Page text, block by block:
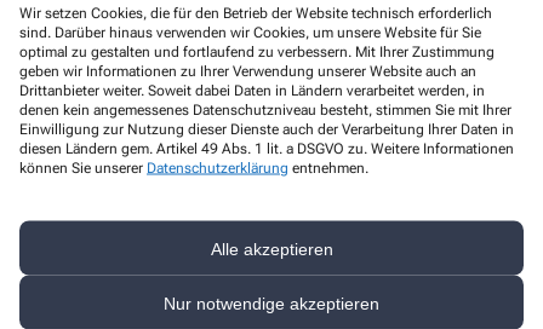
Wir setzen Cookies, die für den Betrieb der Website technisch erforderlich
sind. Darüber hinaus verwenden wir Cookies, um unsere Website für Sie
optimal zu gestalten und fortlaufend zu verbessern. Mit Ihrer Zustimmung
geben wir Informationen zu Ihrer Verwendung unserer Website auch an
Drittanbieter weiter. Soweit dabei Daten in Ländern verarbeitet werden, in
denen kein angemessenes Datenschutzniveau besteht, stimmen Sie mit Ihrer
Einwilligung zur Nutzung dieser Dienste auch der Verarbeitung Ihrer Daten in
diesen Ländern gem. Artikel 49 Abs. 1 lit. a DSGVO zu. Weitere Informationen
können Sie unserer Datenschutzerklärung entnehmen.
Alle akzeptieren
Nur notwendige akzeptieren
Nachweis Ihrer Befreiung
Wenn Sie einen Ausweis über die Befreiung der gesetzlichen
Zuzahlung haben, können wir diese Info speichern und Sie
Kundenkarte beantragen